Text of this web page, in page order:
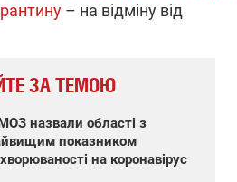
– на відміну від
ЗА ТЕМОЮ
назвали області з
показником
на коронавірус